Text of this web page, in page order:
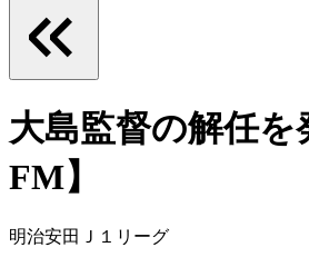
大島監督の解任を
FM】
明治安田Ｊ１リーグ